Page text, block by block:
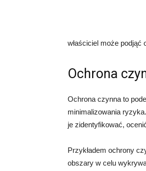
właściciel może podjąć
Ochrona
Ochrona czynna to
minimalizowania
je zidentyfikować,
Przykładem ochrony
obszary w celu